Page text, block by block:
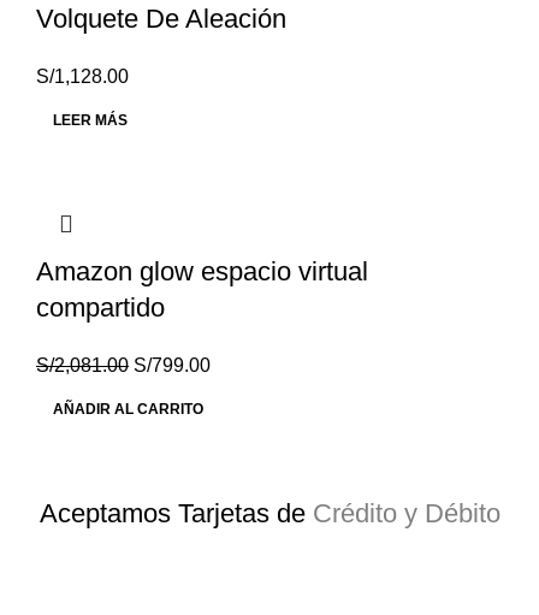
Volquete De Aleación
S/1,128.00
LEER MÁS
Amazon glow espacio virtual
compartido
S/2,081.00 S/799.00
AÑADIR AL CARRITO
Aceptamos Tarjetas de Crédito y Débito